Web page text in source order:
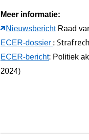
Meer informatie:
NieuwsberichtRaad
ECER-dossier :
ECER-bericht: Politiek
2024)